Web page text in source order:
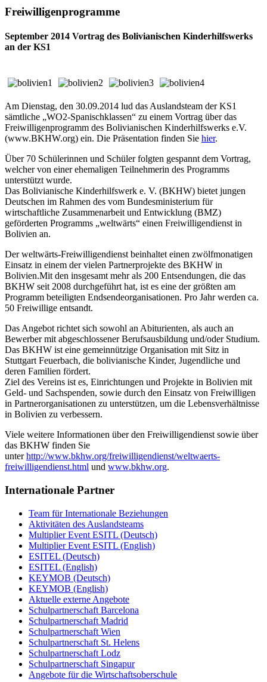
Freiwilligenprogramme
September 2014 Vortrag des Bolivianischen Kinderhilfswerks
an der KS1
Am Dienstag, den 30.09.2014 lud das Auslandsteam der KS1
sämtliche „WO2-Spanischklassen“ zu einem Vortrag über das
Freiwilligenprogramm des Bolivianischen Kinderhilfswerks e.V.
(www.BKHW.org) ein. Die Präsentation finden Sie hier.
Über 70 Schülerinnen und Schüler folgten gespannt dem Vortrag,
welcher von einer ehemaligen Teilnehmerin des Programms
unterstützt wurde.
Das Bolivianische Kinderhilfswerk e. V. (BKHW) bietet jungen
Deutschen im Rahmen des vom Bundesministerium für
wirtschaftliche Zusammenarbeit und Entwicklung (BMZ)
geförderten Programms „weltwärts“ einen Freiwilligendienst in
Bolivien an.
Der weltwärts-Freiwilligendienst beinhaltet einen zwölfmonatigen
Einsatz in einem der vielen Partnerprojekte des BKHW in
Bolivien.Mit den insgesamt mehr als 200 Entsendungen, die das
BKHW seit 2008 durchgeführt hat, ist es eine der größten am
Programm beteiligten Endsendeorganisationen. Pro Jahr werden ca.
50 Freiwillige entsandt.
Das Angebot richtet sich sowohl an Abiturienten, als auch an
Bewerber mit abgeschlossener Berufsausbildung und/oder Studium.
Das BKHW ist eine gemeinnützige Organisation mit Sitz in
Stuttgart Feuerbach, die bolivianische Kinder, Jugendliche und
deren Familien fördert.
Ziel des Vereins ist es, Einrichtungen und Projekte in Bolivien mit
Geld- und Sachspenden, sowie durch den Einsatz von Freiwilligen
in Partnerorganisationen zu unterstützen, um die Lebensverhältnisse
in Bolivien zu verbessern.
Viele weitere Informationen über den Freiwilligendienst sowie über
das BKHW finden Sie
unterhttp://www.bkhw.org/freiwilligendienst/weltwaerts-
freiwilligendienst.html und www.bkhw.org.
Internationale Partner
Team für Internationale Beziehungen
Aktivitäten des Auslandsteams
Multiplier Event ESITL (Deutsch)
Multiplier Event ESITL (English)
ESITEL (Deutsch)
ESITEL (English)
KEYMOB (Deutsch)
KEYMOB (English)
Aktuelle externe Angebote
Schulpartnerschaft Barcelona
Schulpartnerschaft Madrid
Schulpartnerschaft Wien
Schulpartnerschaft St. Helens
Schulpartnerschaft Lodz
Schulpartnerschaft Singapur
Angebote für die Wirtschaftsoberschule